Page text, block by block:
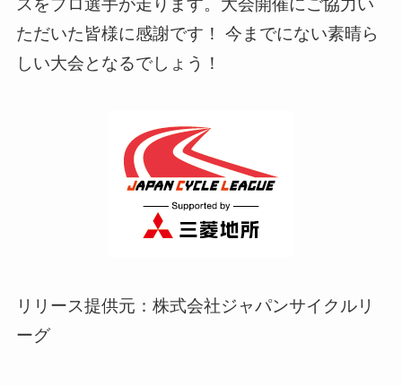
スをプロ選手が走ります。大会開催にご協力い
ただいた皆様に感謝です！ 今までにない素晴ら
しい大会となるでしょう！
リリース提供元：株式会社ジャパンサイクルリ
ーグ